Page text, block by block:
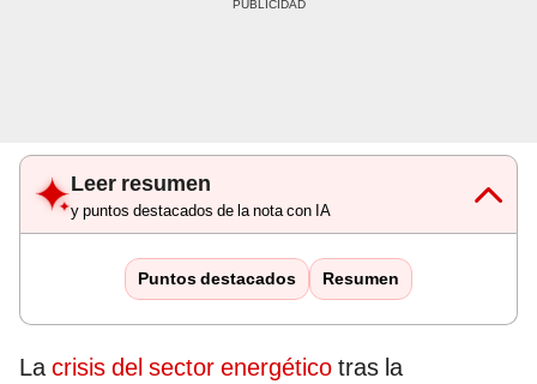
Leer resumen
y puntos destacados de la nota con IA
Puntos destacados Resumen
Lacrisis del sector energético tras la